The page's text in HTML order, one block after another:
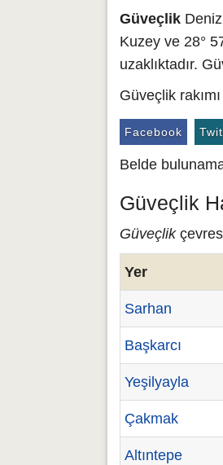
Güveçlik
Kuzey ve 28°
uzaklıktadır.
Güveçlik
Facebook
Belde
Güveçlik
Güveçlik
Yer
Sarhan
Başkarcı
Yeşilyayla
Çakmak
Altıntepe